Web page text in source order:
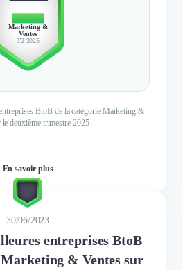
TOP 10
Marketing &
Ventes
T2 2025
BtoB de la catégorie Marketing &
le deuxième trimestre 2025
En savoir plus
30/06/2023
entreprises BtoB
& Ventes sur